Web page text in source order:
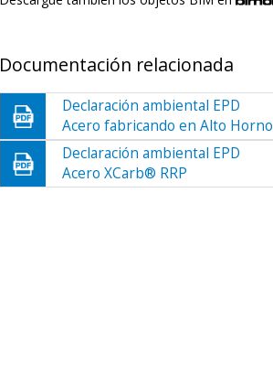
Documentación relacionada
Declaración ambiental EPD
Acero fabricando en Alto Horno
Declaración ambiental EPD
Acero XCarb® RRP